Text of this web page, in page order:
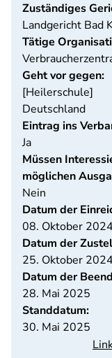
Zuständiges
Landgericht Bad
Tätige
Geht vor gegen:
[Heilerschule]
Deutschland
Eintrag ins
Ja
Müssen
möglichen
Nein
Datum der
08. Oktober 2024
Datum der
25. Oktober 2024
Datum der
28. Mai 2025
Standdatum:
30. Mai 2025